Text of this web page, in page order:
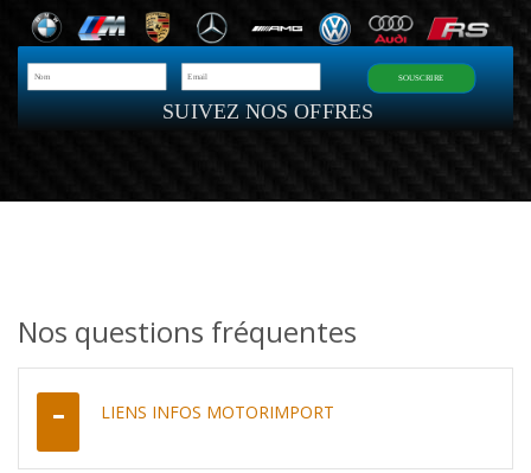
SUIVEZ NOS OFFRES
SOUSCRIRE
Nos questions fréquentes
LIENS INFOS MOTORIMPORT